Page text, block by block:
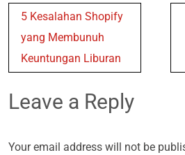
Post
navigation
5 Kesalahan Shopify
yang Membunuh
Keuntungan Liburan
Leave a Reply
Your email address will not be